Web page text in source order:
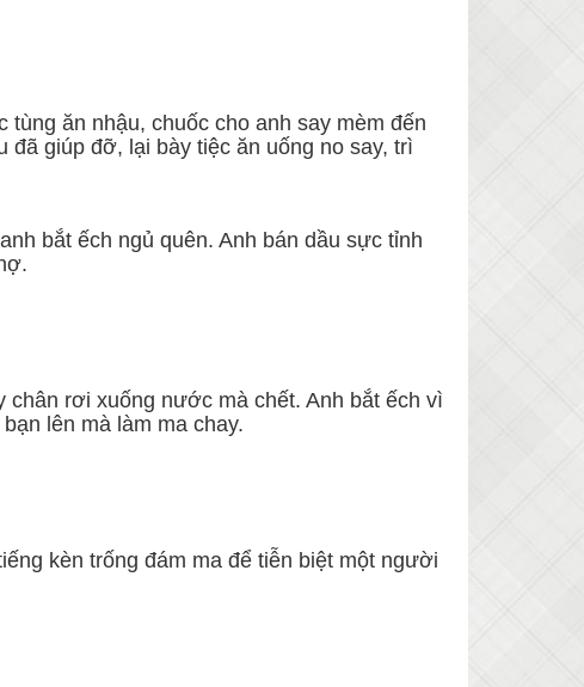
ăn nhậu, chuốc cho anh say mèm đến
giúp đỡ, lại bày tiệc ăn uống no say, trì
bắt ếch ngủ quên. Anh bán dầu sực tỉnh
rơi xuống nước mà chết. Anh bắt ếch vì
lên mà làm ma chay.
kèn trống đám ma để tiễn biệt một người